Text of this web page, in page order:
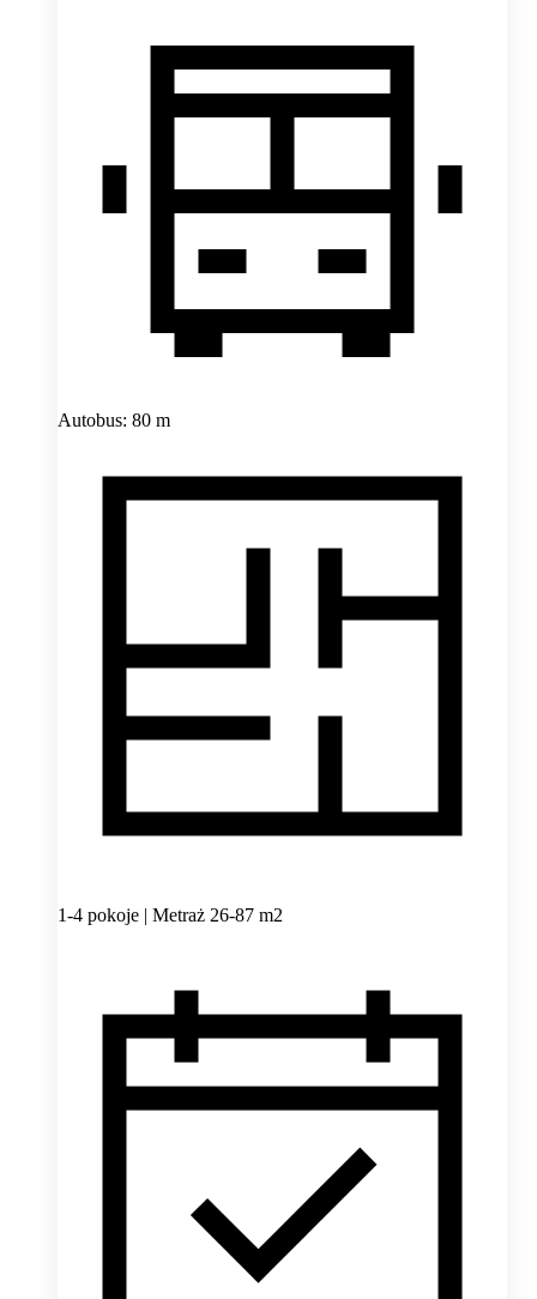
Autobus: 80 m
1-4 pokoje | Metraż 26-87 m2